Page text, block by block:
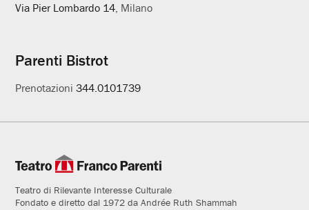
Via Pier Lombardo 14, Milano
Parenti Bistrot
Prenotazioni344.0101739
Teatro di Rilevante Interesse Culturale
Fondato e diretto dal 1972 da Andrée Ruth Shammah